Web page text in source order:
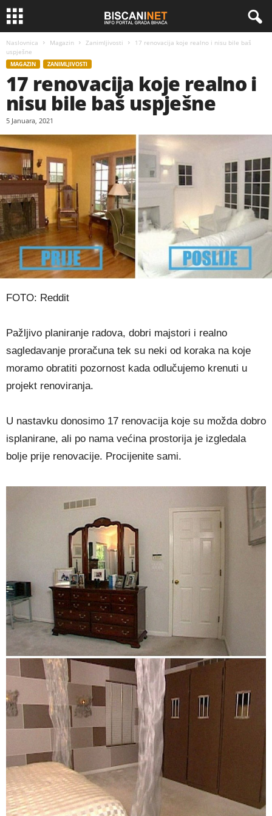
Naslovnica Magazin Zanimljivosti
17 renovacija koje realno i nisu bile baš
uspješne
MAGAZIN ZANIMLJIVOSTI
17 renovacija koje realno i
nisu bile baš uspješne
5 Januara, 2021
FOTO: Reddit
Pažljivo planiranje radova, dobri majstori i realno
sagledavanje proračuna tek su neki od koraka na koje
moramo obratiti pozornost kada odlučujemo krenuti u
projekt renoviranja.
U nastavku donosimo 17 renovacija koje su možda dobro
isplanirane, ali po nama većina prostorija je izgledala
bolje prije renovacije. Procijenite sami.